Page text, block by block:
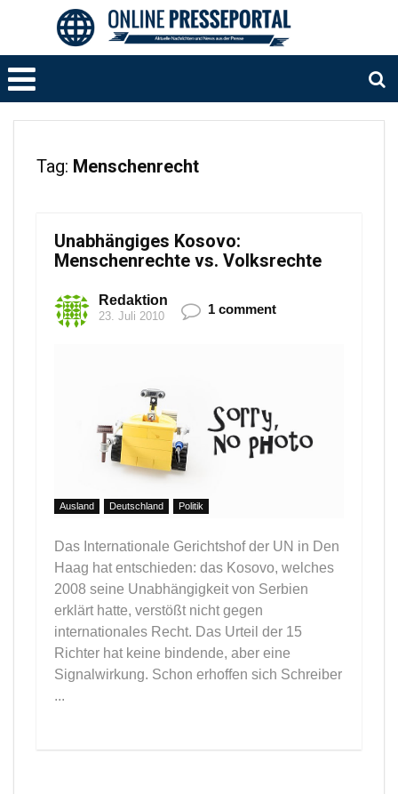
Tag: Menschenrecht
Unabhängiges Kosovo:
Menschenrechte vs. Volksrechte
Redaktion
23. Juli 2010 1 comment
Ausland Deutschland Politik
Das Internationale Gerichtshof der UN in Den
Haag hat entschieden: das Kosovo, welches
2008 seine Unabhängigkeit von Serbien
erklärt hatte, verstößt nicht gegen
internationales Recht. Das Urteil der 15
Richter hat keine bindende, aber eine
Signalwirkung. Schon erhoffen sich Schreiber
...